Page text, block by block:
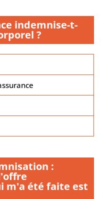
indemnise-t-
?
:
m'a été faite est